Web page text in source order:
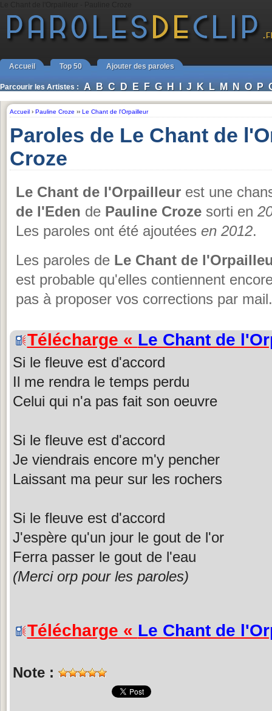
Accueil Top 50 Ajouter des paroles
Parcourir les Artistes : A B C D E F G H I J K L M N O P
Accueil › Pauline Croze ›› Le Chant de l'Orpailleur
Paroles de Le Chant de
Croze
Le Chant de l'Orpailleur est une
de l'Eden de Pauline Croze sorti en
Les paroles ont été ajoutées en 2012.
Les paroles de Le Chant de
est probable qu'elles contiennent
pas à proposer vos corrections par mail.
Télécharge « Le Chant de
Si le fleuve est d'accord
Il me rendra le temps perdu
Celui qui n'a pas fait son oeuvre
Si le fleuve est d'accord
Je viendrais encore m'y pencher
Laissant ma peur sur les rochers
Si le fleuve est d'accord
J'espère qu'un jour le gout de l'or
Ferra passer le gout de l'eau
(Merci orp pour les paroles)
Télécharge « Le Chant de
Note :